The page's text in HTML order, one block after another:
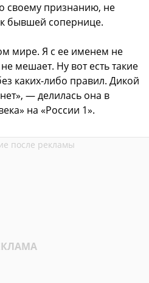
своему признанию, не
бывшей сопернице.
мире. Я с ее именем не
мешает. Ну вот есть такие
каких-либо правил. Дикой
— делилась она в
на «России 1».